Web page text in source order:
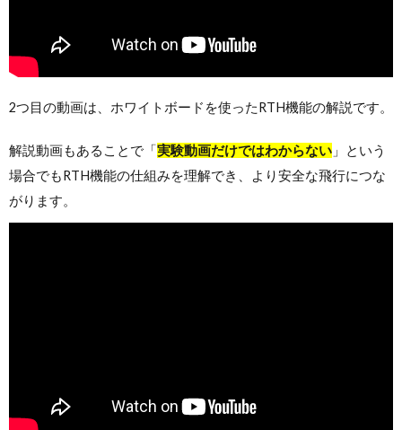
2つ目の動画は、ホワイトボードを使ったRTH機能の解説です。
解説動画もあることで「実験動画だけではわからない 」という
場合でもRTH機能の仕組みを理解でき、より安全な飛行につな
がります。